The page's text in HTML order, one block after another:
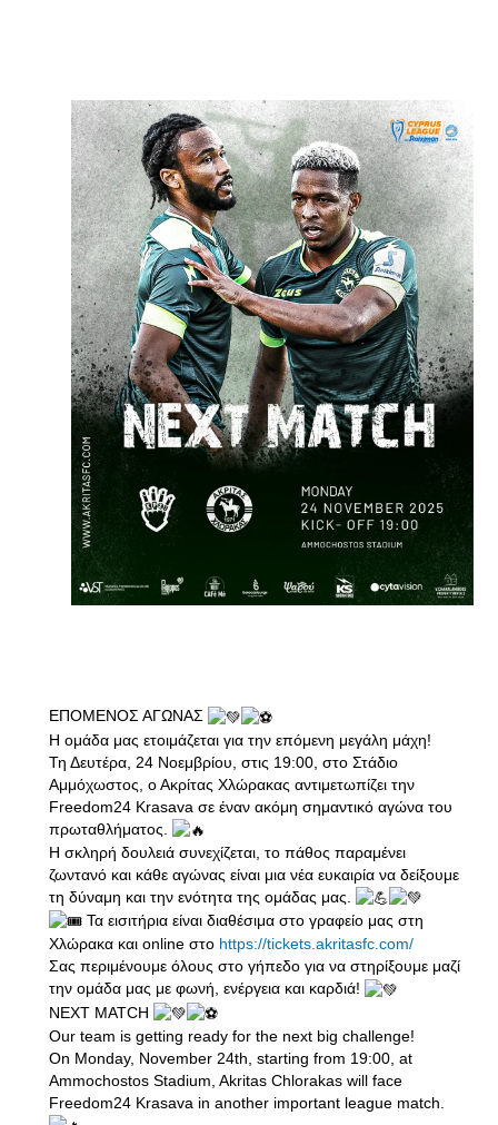
ΕΠΟΜΕΝΟΣ ΑΓΩΝΑΣ
Η ομάδα μας ετοιμάζεται για την επόμενη μεγάλη μάχη!
Τη Δευτέρα, 24 Νοεμβρίου, στις 19:00, στο Στάδιο
Αμμόχωστος, ο Ακρίτας Χλώρακας αντιμετωπίζει την
Freedom24 Krasava σε έναν ακόμη σημαντικό αγώνα του
πρωταθλήματος.
Η σκληρή δουλειά συνεχίζεται, το πάθος παραμένει
ζωντανό και κάθε αγώνας είναι μια νέα ευκαιρία να δείξουμε
τη δύναμη και την ενότητα της ομάδας μας.
Τα εισιτήρια είναι διαθέσιμα στο γραφείο μας στη
Χλώρακα και online στο https://tickets.akritasfc.com/
Σας περιμένουμε όλους στο γήπεδο για να στηρίξουμε μαζί
την ομάδα μας με φωνή, ενέργεια και καρδιά!
NEXT MATCH
Our team is getting ready for the next big challenge!
On Monday, November 24th, starting from 19:00, at
Ammochostos Stadium, Akritas Chlorakas will face
Freedom24 Krasava in another important league match.